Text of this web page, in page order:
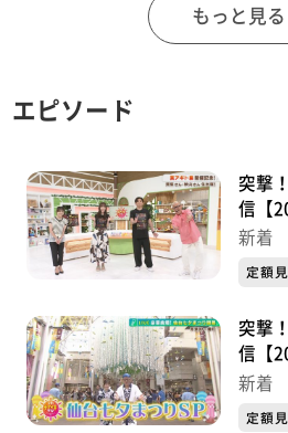
やっぱり自慢は白石温麺よっ♪
■生鮮市場ヤマトク
【営業時間】9:30～19:30
【定休日】日曜
【電話番号】022-356-4429
「タラと塩もみ野菜のつつみ蒸
※紹介した催事等は終了してい
※紹介した商品等は取り扱いが
もっと見る
エピソード
突撃
信【
分】
新着 突撃！ナマイキTV
最新
定額
突撃
信【
分】
新着 突撃！ナマイキTV
最新
定額